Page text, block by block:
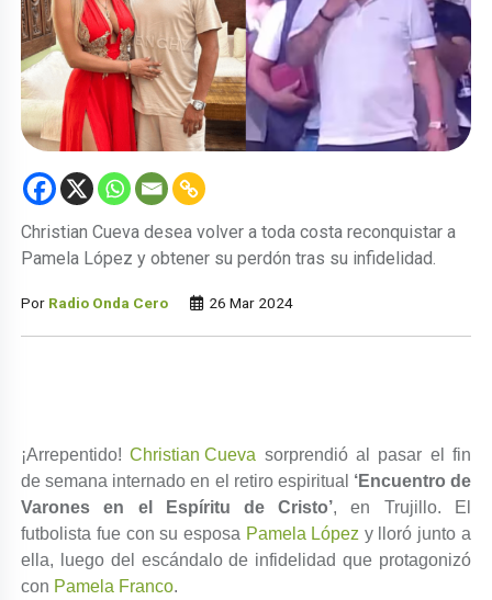
Christian Cueva desea volver a toda costa reconquistar a
Pamela López y obtener su perdón tras su infidelidad.
Por Radio Onda Cero 26 Mar 2024
¡Arrepentido!Christian Cueva sorprendió al pasar el fin
de semana internado en el retiro espiritual ‘Encuentro de
Varones en el Espíritu de Cristo’, en Trujillo. El
futbolista fue con su esposa Pamela López y lloró junto a
ella, luego del escándalo de infidelidad que protagonizó
con Pamela Franco.